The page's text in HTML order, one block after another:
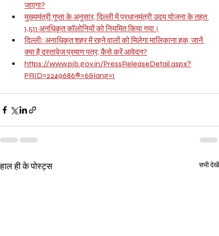
जाएगा?
मुख्यमंत्री गुप्ता के अनुसार, दिल्ली में प्रधानमंत्री उदय योजना के तहत
1,511 अनधिकृत कॉलोनियों को नियमित किया गया।
दिल्लीः अनाधिकृत शहर में रहने वालों को मिलेगा मालिकाना हक, जानें
क्या है दस्तावेज प्रमाण पत्र, कैसे करें आवेदन?
https://www.pib.gov.in/PressReleaseDetail.aspx?
PRID=2249686®=6&lang=1
हाल ही के पोस्ट्स सभी देखें